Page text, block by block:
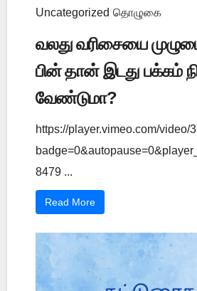
Uncategorized தொழுகை
வலது வரிசையை
பின் தான் இடது பக்கம்
வேண்டுமா?
https://player.vimeo.com/video/
8479 ...
Read More